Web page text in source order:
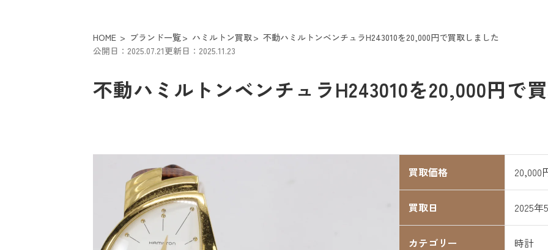
HOME ブランド一覧 ハミルトン買取
不動ハミルトンベンチュラH243010を20,000円で買取しました
公開日：2025.07.21更新日：2025.11.23
不動ハミルトンベンチュラH243010を20,000円で
買取価格 20,000
買取日 2025年
カテゴリー 時計